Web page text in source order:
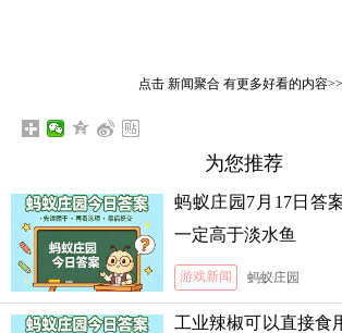
点击 新闻聚合有更多好看的内容
为您推荐
蚂蚁庄园7月17日答
一定高于淡水鱼
游戏新闻 蚂蚁庄园
工业辣椒可以直接食